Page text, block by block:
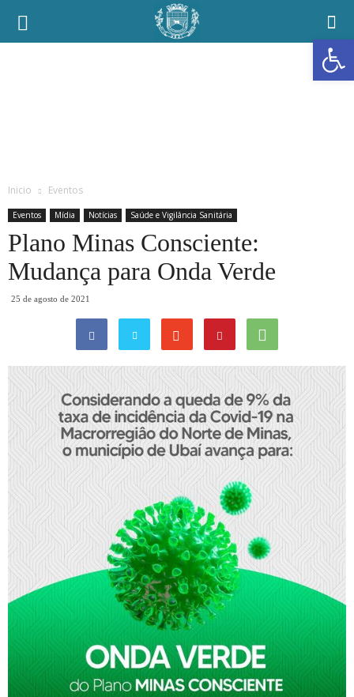
Abrir a
Prefeitura
Inicio Eventos
Eventos Mídia Notícias Saúde e Vigilância Sanitária
Plano Minas Consciente:
Mudança para Onda Verde
25 de agosto de 2021